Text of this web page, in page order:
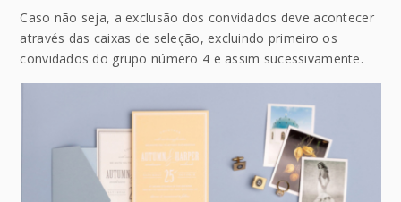
Caso não seja, a exclusão dos convidados deve acontecer
através das caixas de seleção, excluindo primeiro os
convidados do grupo número 4 e assim sucessivamente.